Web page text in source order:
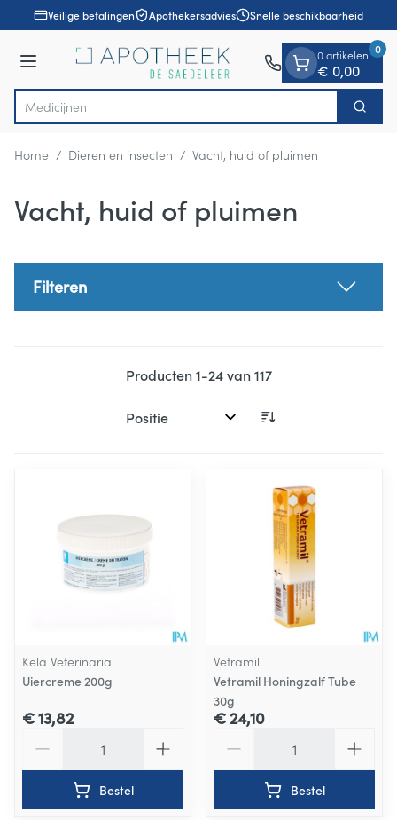
Ga naar de inhoud
1 van 1Veilige betalingen Apothekersadvies Snelle beschikbaarheid
Menu
Product, merk, categorie... Zoek
0 artikelen
€ 0,00
0
Home / Dieren en insecten / Vacht, huid of pluimen
Vacht, huid of pluimen
Filteren
Producten1-24van117
Sorteer op:
Kela Veterinaria
Uiercreme 200g
€ 13,82
Bestel
Vetramil
Vetramil Honingzalf Tube
30g
€ 24,10
Bestel